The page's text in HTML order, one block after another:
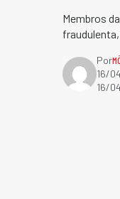
Membros
Por
16/
16/